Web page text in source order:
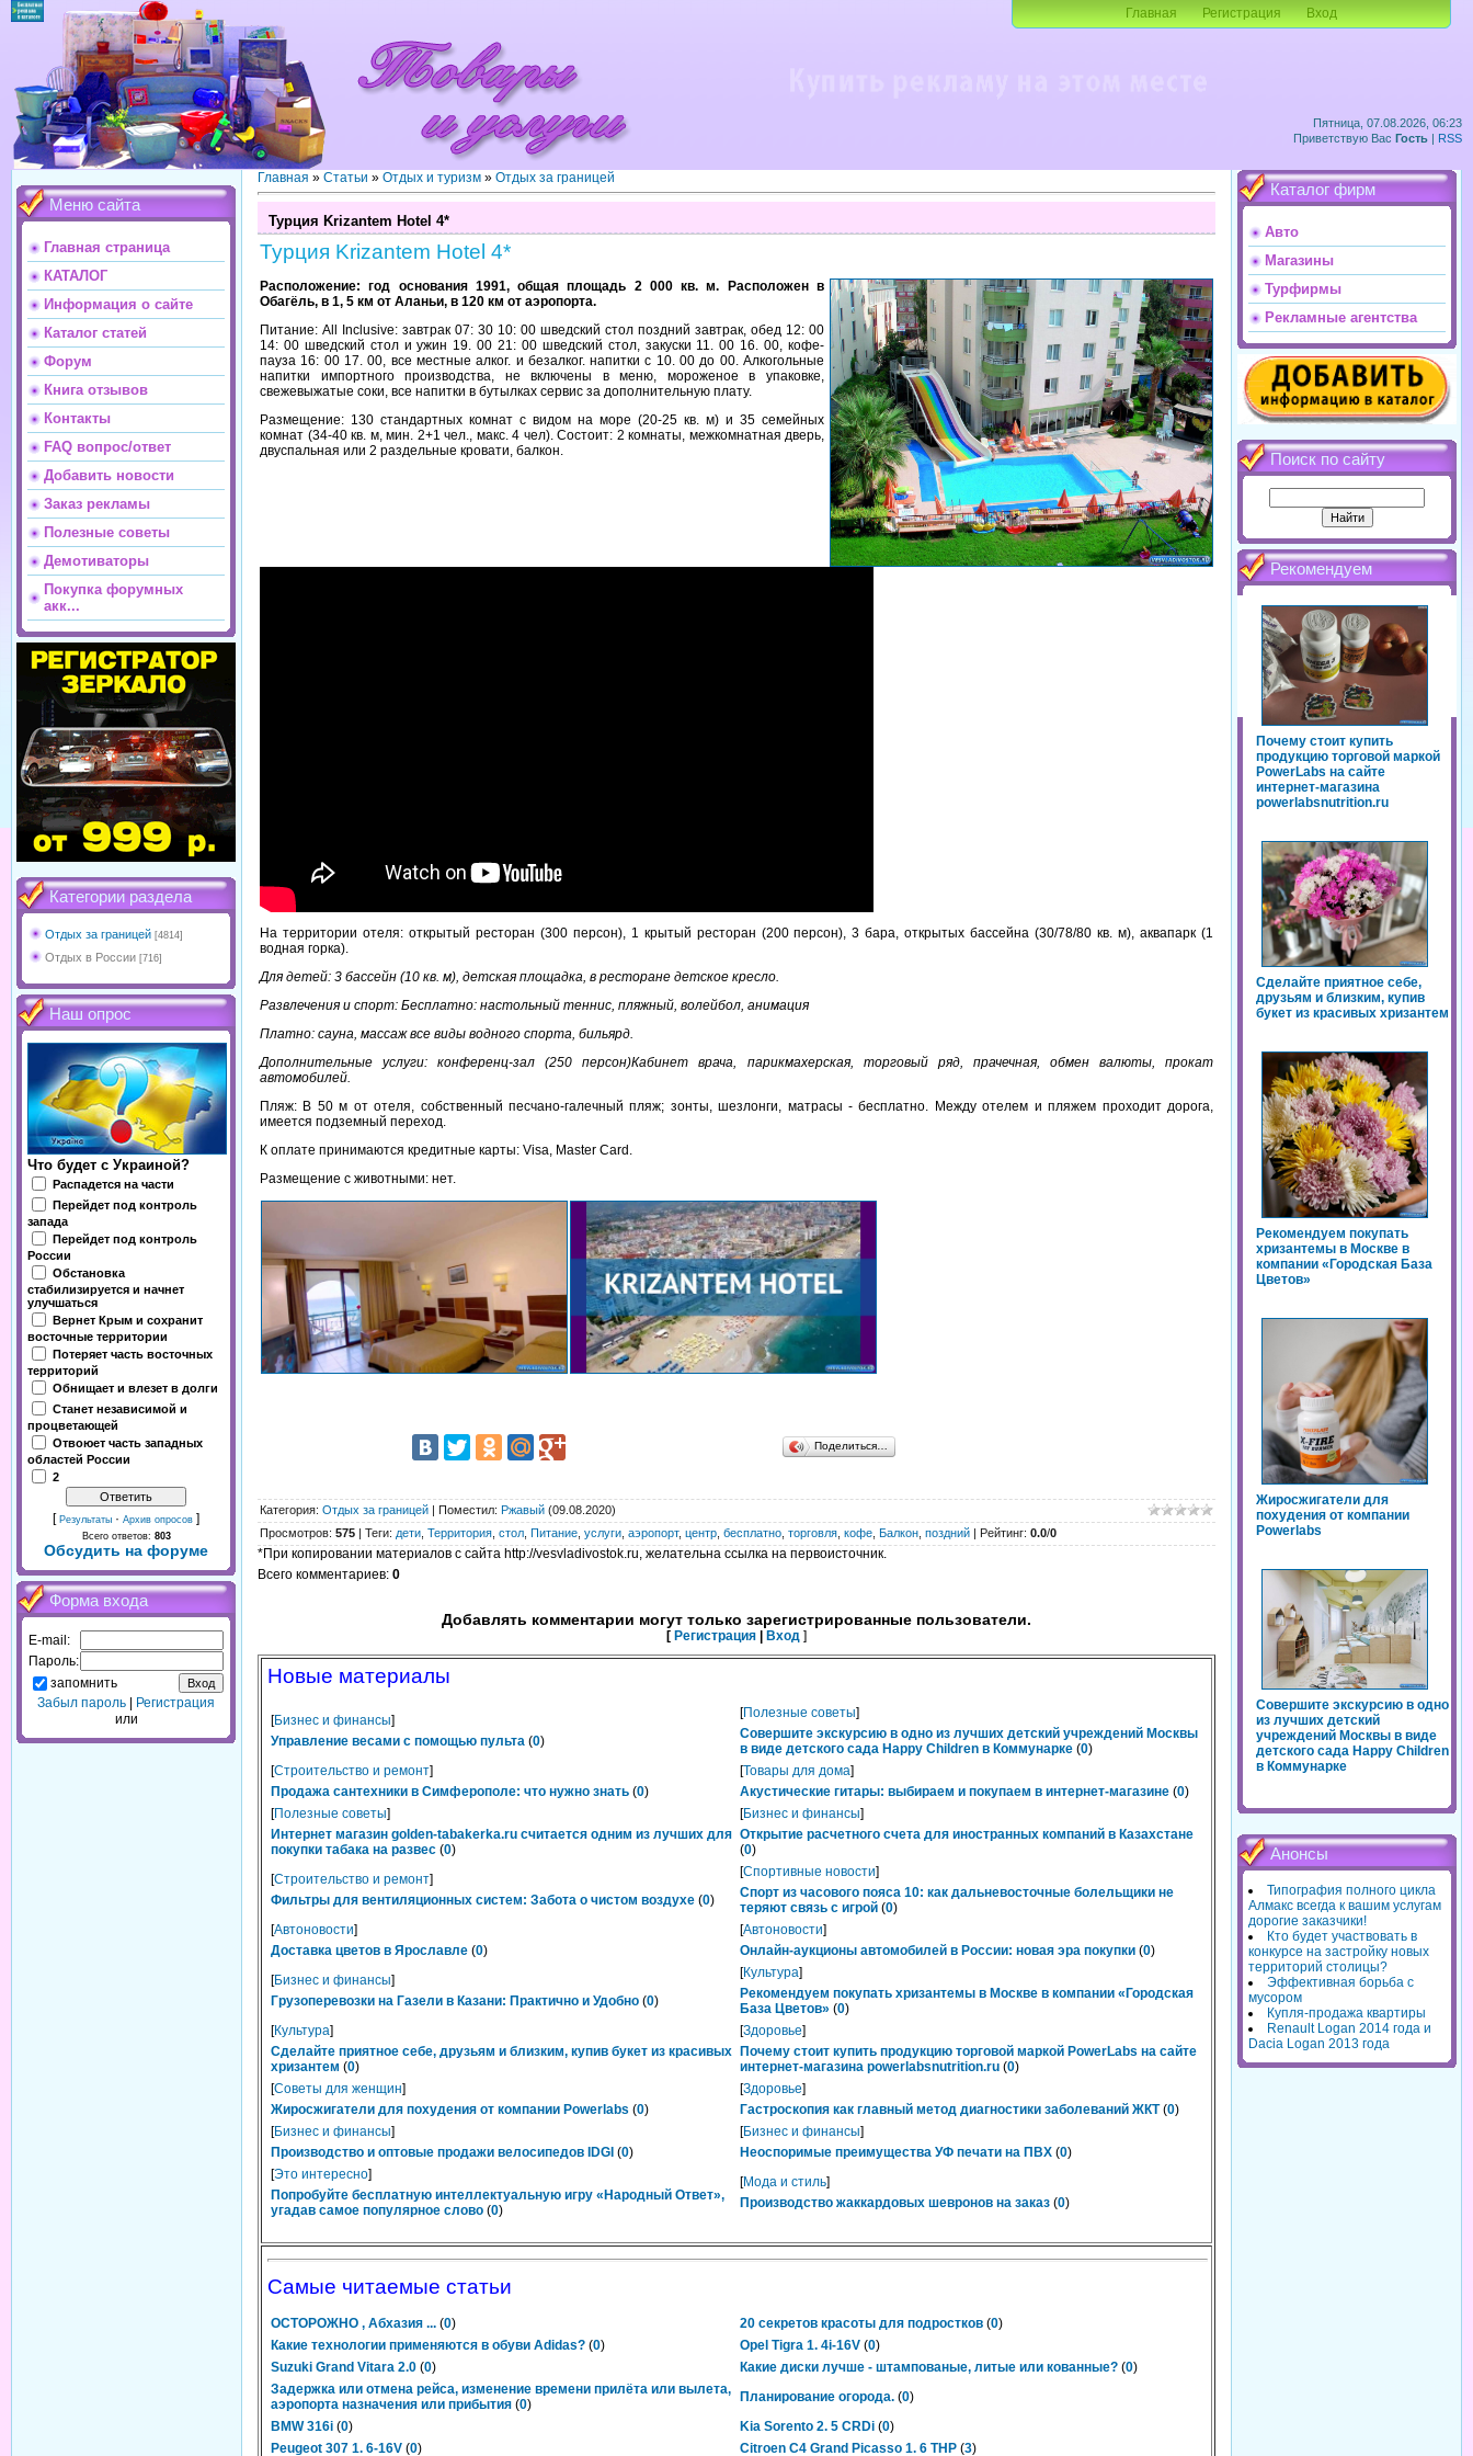
Пятница, 07.08.2026, 06:23
Приветствую Вас Гость | RSS
Главная Регистрация Вход
Меню сайта
Главная страница
КАТАЛОГ
Информация о сайте
Каталог статей
Форум
Книга отзывов
Контакты
FAQ вопрос/ответ
Добавить новости
Заказ рекламы
Полезные советы
Демотиваторы
Покупка форумных
акк...
Категории раздела
Отдых за границей [4814]
Отдых в России [716]
Наш опрос
Что будет с Украиной?
Распадется на части
Перейдет под контроль
запада
Перейдет под контроль
России
Обстановка
стабилизируется и начнет
улучшаться
Вернет Крым и сохранит
восточные территории
Потеряет часть восточных
территорий
Обнищает и влезет в долги
Станет независимой и
процветающей
Отвоюет часть западных
областей России
2
[ Результаты · Архив опросов ]
Всего ответов: 803
Обсудить на форуме
Форма входа
E-mail:
Пароль:
запомнить
Забыл пароль
Регистрация
или
Главная » Статьи » Отдых и туризм » Отдых за границей
Турция Krizantem Hotel 4*
Турция Krizantem Hotel 4*
Расположение: год основания 1991, общая площадь 2 000 кв. м. Расположен в
Обагёль, в 1, 5 км от Аланьи, в 120 км от аэропорта.
Питание: All Inclusive: завтрак 07: 30 10: 00 шведский стол поздний завтрак, обед 12: 00
14: 00 шведский стол и ужин 19. 00 21: 00 шведский стол, закуски 11. 00 16. 00, кофе-
пауза 16: 00 17. 00, все местные алког. и безалког. напитки с 10. 00 до 00. Алкогольные
напитки импортного производства, не включены в меню, мороженое в упаковке,
свежевыжатые соки, все напитки в бутылках сервис за дополнительную плату.
Размещение: 130 стандартных комнат с видом на море (20-25 кв. м) и 35 семейных
комнат (34-40 кв. м, мин. 2+1 чел., макс. 4 чел). Состоит: 2 комнаты, межкомнатная дверь,
двуспальная или 2 раздельные кровати, балкон.
На территории отеля: открытый ресторан (300 персон), 1 крытый ресторан (200 персон), 3 бара, открытых бассейна (30/78/80 кв. м), аквапарк (1
водная горка).
Для детей: 3 бассейн (10 кв. м), детская площадка, в ресторане детское кресло.
Развлечения и спорт: Бесплатно: настольный теннис, пляжный, волейбол, анимация
Платно: сауна, массаж все виды водного спорта, бильярд.
Дополнительные услуги: конференц-зал (250 персон)Кабинет врача, парикмахерская, торговый ряд, прачечная, обмен валюты, прокат
автомобилей.
Пляж: В 50 м от отеля, собственный песчано-галечный пляж; зонты, шезлонги, матрасы - бесплатно. Между отелем и пляжем проходит дорога,
имеется подземный переход.
К оплате принимаются кредитные карты: Visa, Master Card.
Размещение с животными: нет.
Поделиться…
Категория: Отдых за границей | Поместил: Ржавый (09.08.2020)
Просмотров: 575 | Теги: дети Территория стол Питание услуги аэропорт, центр бесплатно торговля кофе Балкон поздний | Рейтинг: 0.0/0
*При копировании материалов с сайта http://vesvladivostok.ru, желательна ссылка на первоисточник.
Всего комментариев: 0
Добавлять комментарии могут только зарегистрированные пользователи.
[ Регистрация Вход ]
Новые материалы
[Бизнес и финансы]
Управление весами с помощью пульта (0)
[Полезные советы]
Совершите экскурсию в одно из лучших детский учреждений Москвы
в виде детского сада Happy Children в Коммунарке (0)
[Строительство и ремонт]
Продажа сантехники в Симферополе: что нужно знать (0)
[Товары для дома]
Акустические гитары: выбираем и покупаем в интернет-магазине (0)
[Полезные советы]
Интернет магазин golden-tabakerka.ru считается одним из лучших для
покупки табака на развес (0)
[Бизнес и финансы]
Открытие расчетного счета для иностранных компаний в Казахстане
(0)
[Строительство и ремонт]
Фильтры для вентиляционных систем: Забота о чистом воздухе (0)
[Спортивные новости]
Спорт из часового пояса 10: как дальневосточные болельщики не
теряют связь с игрой (0)
[Автоновости]
Доставка цветов в Ярославле (0)
[Автоновости]
Онлайн-аукционы автомобилей в России: новая эра покупки (0)
[Бизнес и финансы]
Грузоперевозки на Газели в Казани: Практично и Удобно (0)
[Культура]
Рекомендуем покупать хризантемы в Москве в компании «Городская
База Цветов» (0)
[Культура]
Сделайте приятное себе, друзьям и близким, купив букет из красивых
хризантем (0)
[Здоровье]
Почему стоит купить продукцию торговой маркой PowerLabs на сайте
интернет-магазина powerlabsnutrition.ru (0)
[Советы для женщин]
Жиросжигатели для похудения от компании Powerlabs (0)
[Здоровье]
Гастроскопия как главный метод диагностики заболеваний ЖКТ (0)
[Бизнес и финансы]
Производство и оптовые продажи велосипедов IDGI (0)
[Бизнес и финансы]
Неоспоримые преимущества УФ печати на ПВХ (0)
[Это интересно]
Попробуйте бесплатную интеллектуальную игру «Народный Ответ»,
угадав самое популярное слово (0)
[Мода и стиль]
Производство жаккардовых шевронов на заказ (0)
Самые читаемые статьи
ОСТОРОЖНО , Абхазия ... (0) 20 секретов красоты для подростков (0)
Какие технологии применяются в обуви Adidas? (0) Opel Tigra 1. 4i-16V (0)
Suzuki Grand Vitara 2.0 (0) Какие диски лучше - штампованые, литые или кованные? (0)
Задержка или отмена рейса, изменение времени прилёта или вылета,
аэропорта назначения или прибытия (0) Планирование огорода. (0)
BMW 316i (0) Kia Sorento 2. 5 CRDi (0)
Peugeot 307 1. 6-16V (0) Citroen C4 Grand Picasso 1. 6 THP (3)
Каталог фирм
Авто
Магазины
Турфирмы
Рекламные агентства
Поиск по сайту
Рекомендуем
Почему стоит купить
продукцию торговой маркой
PowerLabs на сайте
интернет-магазина
powerlabsnutrition.ru
Сделайте приятное себе,
друзьям и близким, купив
букет из красивых хризантем
Рекомендуем покупать
хризантемы в Москве в
компании «Городская База
Цветов»
Жиросжигатели для
похудения от компании
Powerlabs
Совершите экскурсию в одно
из лучших детский
учреждений Москвы в виде
детского сада Happy Children
в Коммунарке
Анонсы
Типография полного цикла
Алмакс всегда к вашим услугам
дорогие заказчики!
Кто будет участвовать в
конкурсе на застройку новых
территорий столицы?
Эффективная борьба с
мусором
Купля-продажа квартиры
Renault Logan 2014 года и
Dacia Logan 2013 года